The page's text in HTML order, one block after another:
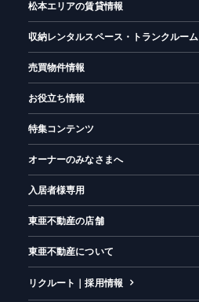
松本エリアの賃貸情報
収納レンタルスペース・トランクルーム
売買物件情報
お役立ち情報
特集コンテンツ
オーナーのみなさまへ
入居者様専用
東亜不動産の店舗
東亜不動産について
リクルート｜採用情報